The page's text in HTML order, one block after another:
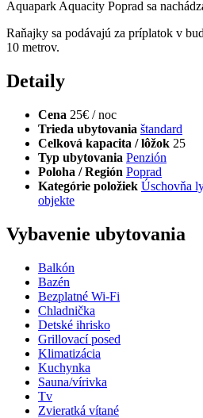
Aquapark Aquacity Poprad sa
Raňajky sa podávajú za príplatok v
10 metrov.
Detaily
Cena 25€ / noc
Trieda ubytovania štandard
Celková kapacita / lôžok 25
Typ ubytovania Penzión
Poloha / Región Poprad
Kategórie položiek Úschovňa
objekte
Vybavenie ubytovania
Balkón
Bazén
Bezplatné Wi-Fi
Chladnička
Detské ihrisko
Grillovací posed
Klimatizácia
Kuchynka
Sauna/vírivka
Tv
Zvieratká vítané